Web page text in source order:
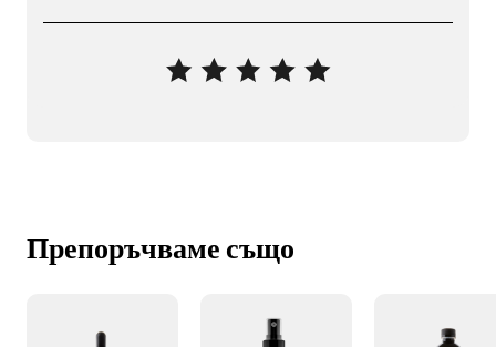
Препоръчваме също